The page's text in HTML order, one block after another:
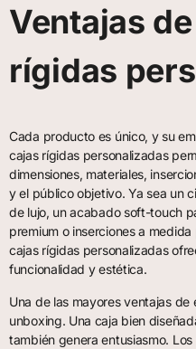
Ventajas
rígidas
Cada producto es único, y su
cajas rígidas personalizadas
dimensiones, materiales,
y el público objetivo. Ya sea un
de lujo, un acabado soft-touch
premium o inserciones a
cajas rígidas personalizadas
funcionalidad y estética.
Una de las mayores ventajas
unboxing. Una caja bien
también genera entusiasmo.